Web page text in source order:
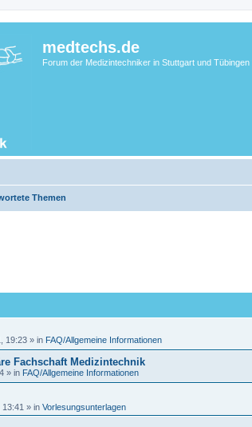
medtechs.de
Forum der Medizintechniker in Stuttgart und Tübingen
Themen
19:23 » in FAQ/Allgemeine Informationen
Fachschaft Medizintechnik
» in FAQ/Allgemeine Informationen
» in Vorlesungsunterlagen